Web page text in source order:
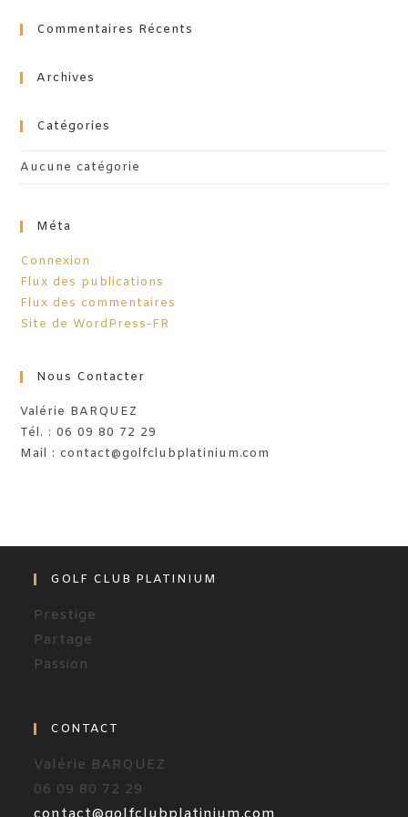
Commentaires Récents
Archives
Catégories
Aucune catégorie
Méta
Connexion
Flux des publications
Flux des commentaires
Site de WordPress-FR
Nous Contacter
Valérie BARQUEZ
Tél. : 06 09 80 72 29
Mail : contact@golfclubplatinium.com
GOLF CLUB PLATINIUM
Prestige
Partage
Passion
CONTACT
Valérie BARQUEZ
06 09 80 72 29